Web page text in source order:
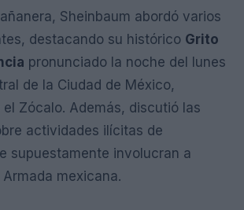
Sheinbaum abordó varios
destacando su histórico Grito
pronunciado la noche del lunes
de la Ciudad de México,
Zócalo. Además, discutió las
actividades ilícitas de
supuestamente involucran a
mexicana.